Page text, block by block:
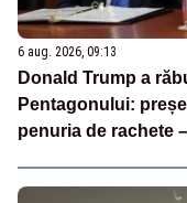
6 aug. 2026, 09:13
Donald Trump a
Pentagonului:
penuria de rachete